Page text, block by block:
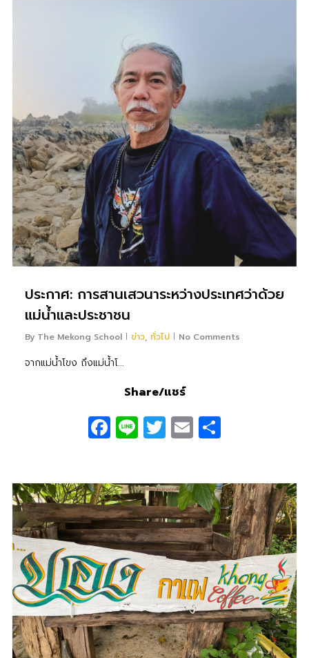
ประกาศ: การสานเสวนาระหว่างประเทศว่าด้วย
แม่น้ําและประชาชน
By The Mekong School ข่าว, ทั่วไป No Comments
จากแม่น้ําโขง ถึงแม่น้ําโ...
Share/แชร์
Facebook
LineTwitter
Email
0